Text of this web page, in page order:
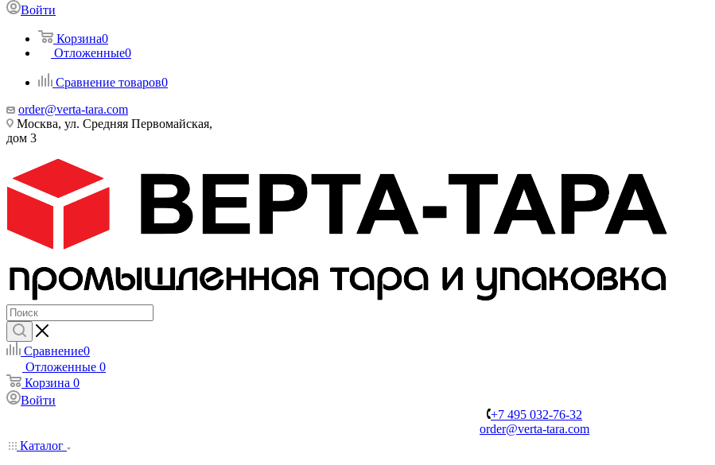
Войти
Корзина0
Отложенные0
Сравнение товаров0
order@verta-tara.com
Москва, ул. Средняя Первомайская,
дом 3
Сравнение0
Отложенные 0
Корзина 0
Войти
+7 495 032-76-32
order@verta-tara.com
Каталог